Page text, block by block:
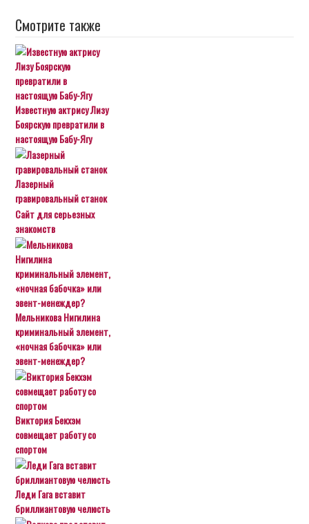
Смотрите также
Известную актрису Лизу
Боярскую превратили в
настоящую Бабу-Ягу
Лазерный
гравировальный станок
Сайт для серьезных
знакомств
Мельникова Нигилина
криминальный элемент,
«ночная бабочка» или
эвент-менеждер?
Виктория Бекхэм
совмещает работу со
спортом
Леди Гага вставит
бриллиантовую челюсть